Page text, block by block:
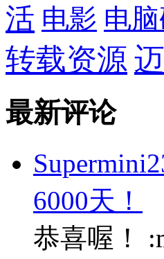
活 电影 电
转载资源
最新评论
6000天！
恭喜喔！